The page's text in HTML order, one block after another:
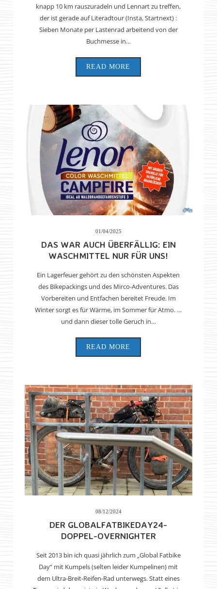
knapp 10 km rauszuradeln und Lennart zu treffen,
der ist gerade auf Literadtour (Insta, Startnext) :
Sieben Monate per Lastenrad arbeitend von der
Buchmesse in…
READ MORE
01/04/2025
DAS WAR AUCH ÜBERFÄLLIG: EIN
WASCHMITTEL NUR FÜR UNS!
Ein Lagerfeuer gehört zu den schönsten Aspekten
des Bikepackings und des Mirco-Adventures. Das
Vorbereiten und Entfachen bereitet Freude. Im
Winter sorgt es für Wärme, im Sommer für Atmo. …
und dann dieser tolle Geruch in…
READ MORE
08/12/2024
DER GLOBALFATBIKEDAY24-
DOPPEL-OVERNIGHTER
Seit 2013 bin ich quasi jährlich zum „Global Fatbike
Day“ mit Kumpels (selten leider Kumpelinen) mit
dem Ultra-Breit-Reifen-Rad unterwegs. Statt eines